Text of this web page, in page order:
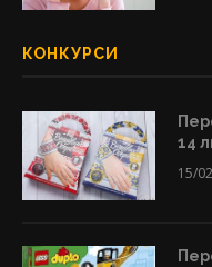
КОНКУРСИ
14
15/